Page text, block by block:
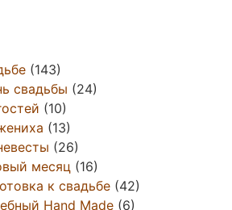
(143)
свадьбы (24)
(10)
(13)
(26)
месяц (16)
к свадьбе (42)
Hand Made (6)